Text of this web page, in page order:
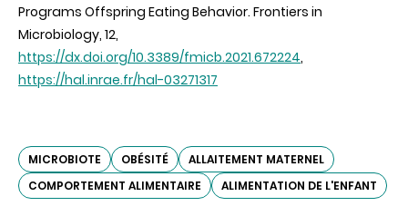
Programs Offspring Eating Behavior. Frontiers in
Microbiology, 12,
https://dx.doi.org/10.3389/fmicb.2021.672224,
https://hal.inrae.fr/hal-03271317
MICROBIOTE OBÉSITÉ
ALLAITEMENT MATERNEL
COMPORTEMENT ALIMENTAIRE
ALIMENTATION DE L'ENFANT